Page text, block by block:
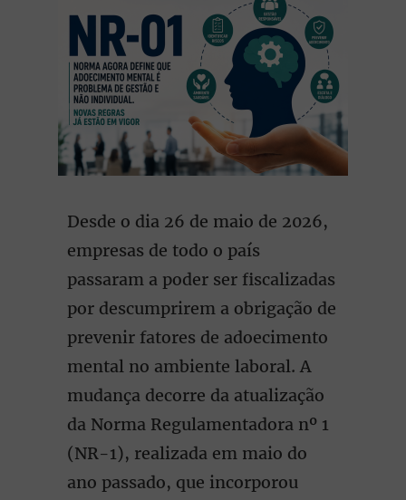
Desde o dia 26 de maio de 2026,
empresas de todo o país
passaram a poder ser fiscalizadas
por descumprirem a obrigação de
prevenir fatores de adoecimento
mental no ambiente laboral. A
mudança decorre da atualização
da Norma Regulamentadora nº 1
(NR-1), realizada em maio do
ano passado, que incorporou